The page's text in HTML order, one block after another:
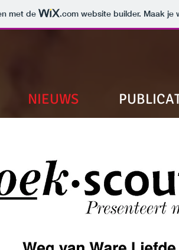
met de .com website builder. Maak je
NIEUWS